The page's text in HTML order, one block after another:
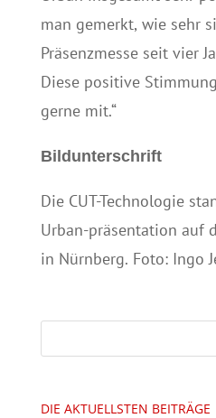
man gemerkt, wie sehr
Präsenzmesse seit vier
Diese positive
gerne mit.“
Bildunterschrift
Die CUT-Technologie
Urban-präsentation auf
in Nürnberg. Foto: Ingo
DIE AKTUELLSTEN BEITRÄGE